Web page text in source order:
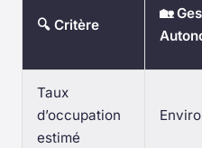
🔍 Critère
🏡
Taux
d’occupation
estimé